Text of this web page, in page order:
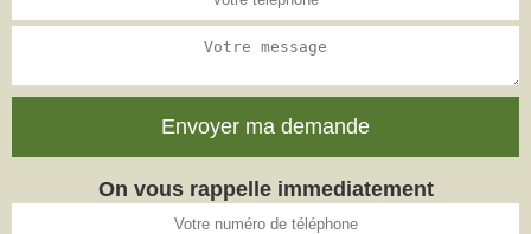
On vous rappelle immediatement